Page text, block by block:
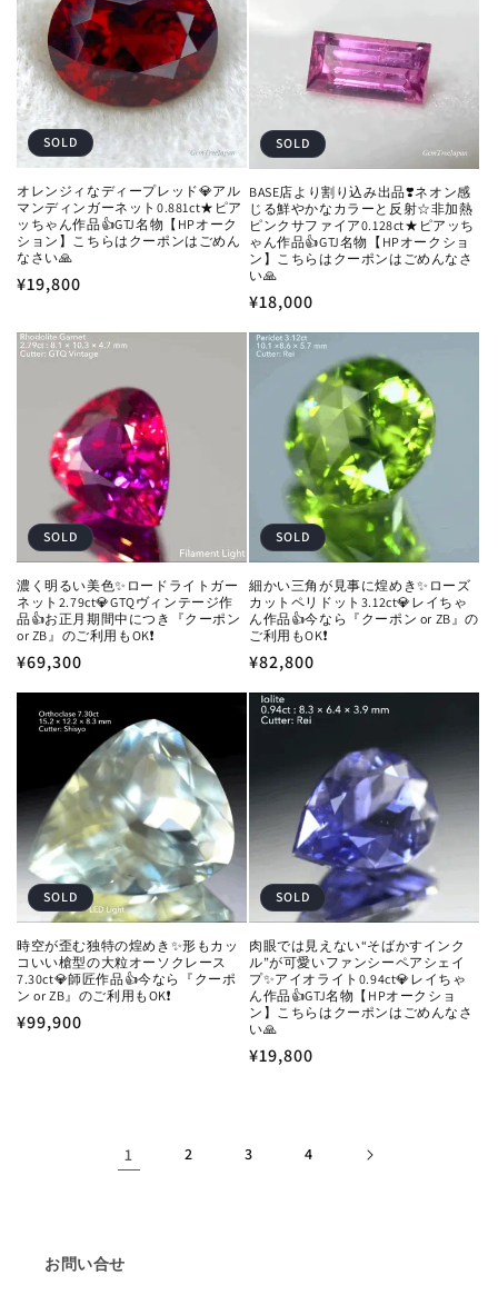
SOLD
オレンジィなディープレッド💎アル
マンディンガーネット0.881ct★ピア
ッちゃん作品👍GTJ名物【HPオーク
ション】こちらはクーポンはごめん
なさい🙏
通
価
格
¥19,800
SOLD
BASE店より割り込み出品❣️ネオン感
じる鮮やかなカラーと反射☆非加熱
ピンクサファイア0.128ct★ピアッち
ゃん作品👍GTJ名物【HPオークショ
ン】こちらはクーポンはごめんなさ
い🙏
通
常
価
¥18,000
SOLD
濃く明るい美色✨ロードライトガー
ネット2.79ct💎GTQヴィンテージ作
品👍お正月期間中につき『クーポン
or ZB』のご利用もOK❗️
通
常
¥69,300
SOLD
細かい三角が見事に煌めき✨ローズ
カットペリドット3.12ct💎レイちゃ
ん作品👍今なら『クーポン or ZB』の
ご利用もOK❗️
通
常
価
¥82,800
SOLD
時空が歪む独特の煌めき✨形もカッ
コいい槍型の大粒オーソクレース
7.30ct💎師匠作品👍今なら『クーポ
ン or ZB』のご利用もOK❗️
通
¥99,900
SOLD
肉眼では見えない“そばかすインク
ル”が可愛いファンシーペアシェイ
プ✨アイオライト0.94ct💎レイちゃ
ん作品👍GTJ名物【HPオークショ
ン】こちらはクーポンはごめんなさ
い🙏
通
¥19,800
1 2 3 4
お問い合せ